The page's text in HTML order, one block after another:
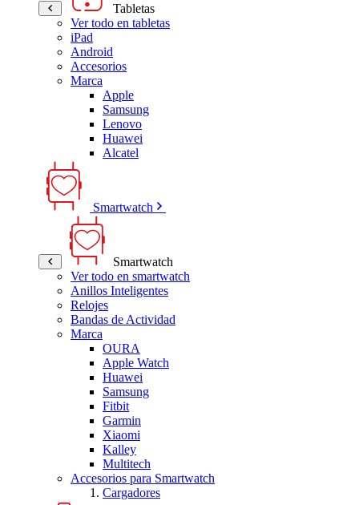
Tabletas
Ver todo en tabletas
iPad
Android
Accesorios
Marca
Apple
Samsung
Lenovo
Huawei
Alcatel
Smartwatch
Smartwatch
Ver todo en smartwatch
Anillos Inteligentes
Relojes
Bandas de Actividad
Marca
OURA
Apple Watch
Huawei
Samsung
Fitbit
Garmin
Xiaomi
Kalley
Multitech
Accesorios para Smartwatch
Cargadores